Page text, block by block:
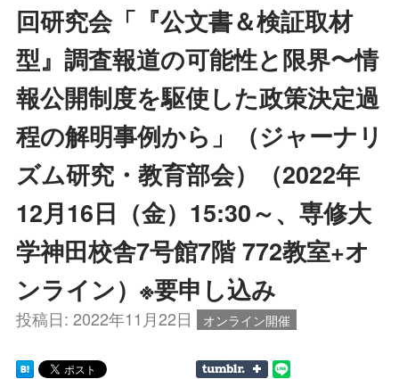
回研究会「『公文書＆検証取材
型』調査報道の可能性と限界〜情
報公開制度を駆使した政策決定過
程の解明事例から」（ジャーナリ
ズム研究・教育部会）（2022年
12月16日（金）15:30～、専修大
学神田校舎7号館7階 772教室+オ
ンライン）※要申し込み
投稿日: 2022年11月22日 オンライン開催